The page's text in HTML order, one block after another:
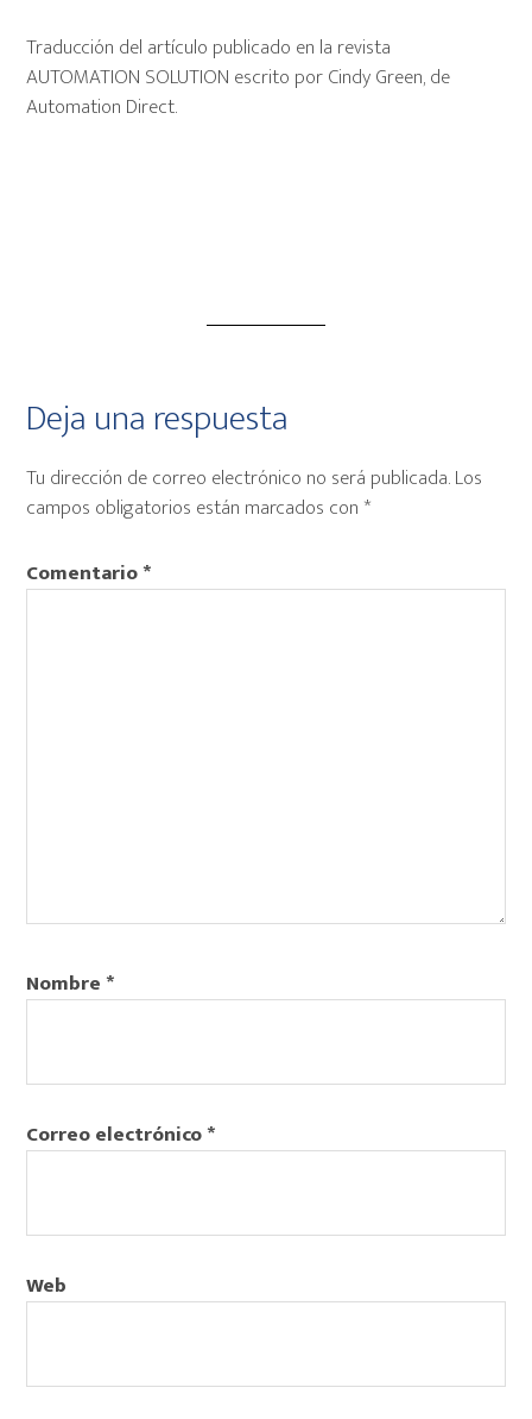
Traducción del artículo publicado en la revista
AUTOMATION SOLUTION escrito por Cindy Green, de
Automation Direct.
Interacciones
con
los
lectores
Deja una respuesta
Tu dirección de correo electrónico no será publicada.Los
campos obligatorios están marcados con *
Comentario*
Nombre*
Correo electrónico*
Web